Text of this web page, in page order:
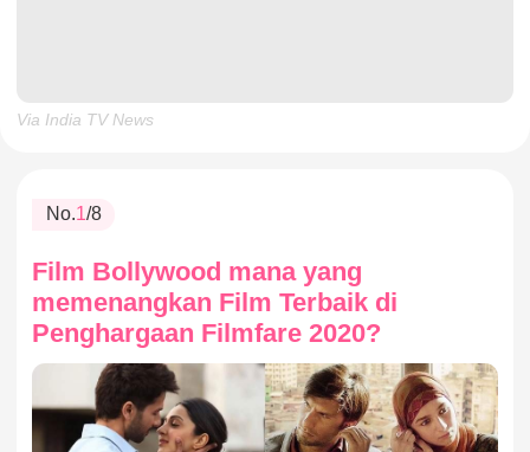
Via India TV News
No.1/8
Film Bollywood mana yang
memenangkan Film Terbaik di
Penghargaan Filmfare 2020?